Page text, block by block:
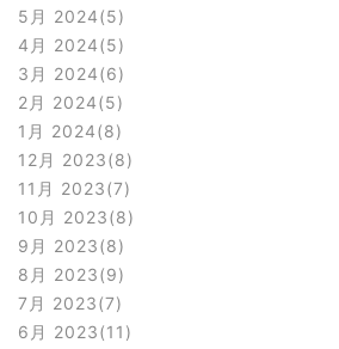
5月 2024 5
4月 2024 5
3月 2024 6
2月 2024 5
1月 2024 8
12月 2023 8
11月 2023 7
10月 2023 8
9月 2023 8
8月 2023 9
7月 2023 7
6月 2023 11